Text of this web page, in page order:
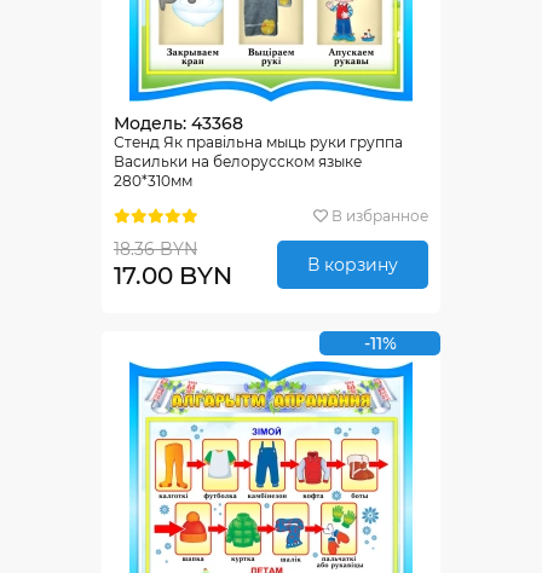
Модель: 43368
Стенд Як правiльна мыць руки группа
Васильки на белорусском языке
280*310мм
В избранное
18.36 BYN
17.00 BYN В корзину
-11%